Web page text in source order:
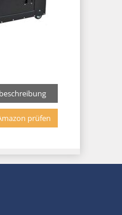
prüfen